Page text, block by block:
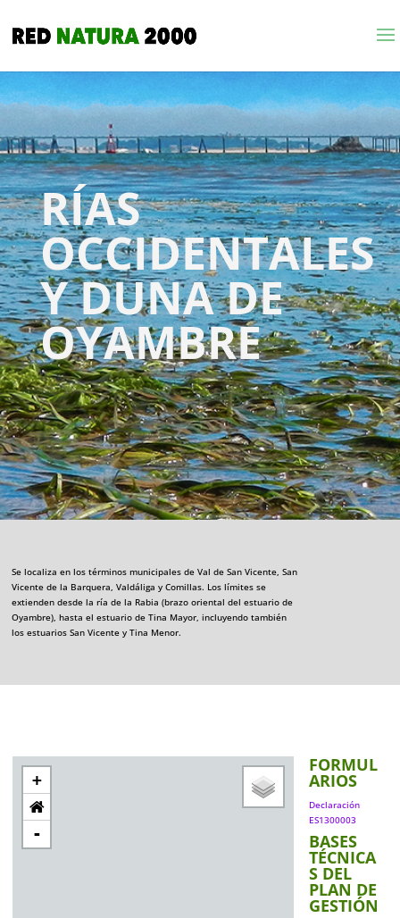
RÍAS
OCCIDENTALES
Y DUNA DE
OYAMBRE
Se localiza en los términos municipales de Val de San Vicente, San
Vicente de la Barquera, Valdáliga y Comillas. Los límites se
extienden desde la ría de la Rabia (brazo oriental del estuario de
Oyambre), hasta el estuario de Tina Mayor, incluyendo también
los estuarios San Vicente y Tina Menor.
+
-
FORMUL
ARIOS
Declaración
ES1300003
BASES
TÉCNICA
S DEL
PLAN DE
GESTIÓN